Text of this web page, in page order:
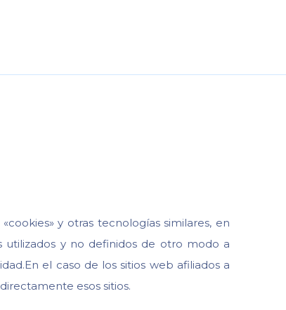
y otras tecnologías similares, en
utilizados y no definidos de otro modo a
el caso de los sitios web afiliados a
esos sitios.